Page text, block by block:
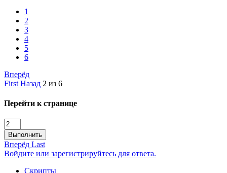
1
2
3
4
5
6
Вперёд
First Назад 2 из 6
Перейти к странице
Выполнить
Вперёд Last
Войдите или зарегистрируйтесь для ответа.
Скрипты